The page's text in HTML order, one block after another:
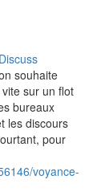
Discuss
souhaite
sur un flot
bureaux
les discours
pour
voyance-